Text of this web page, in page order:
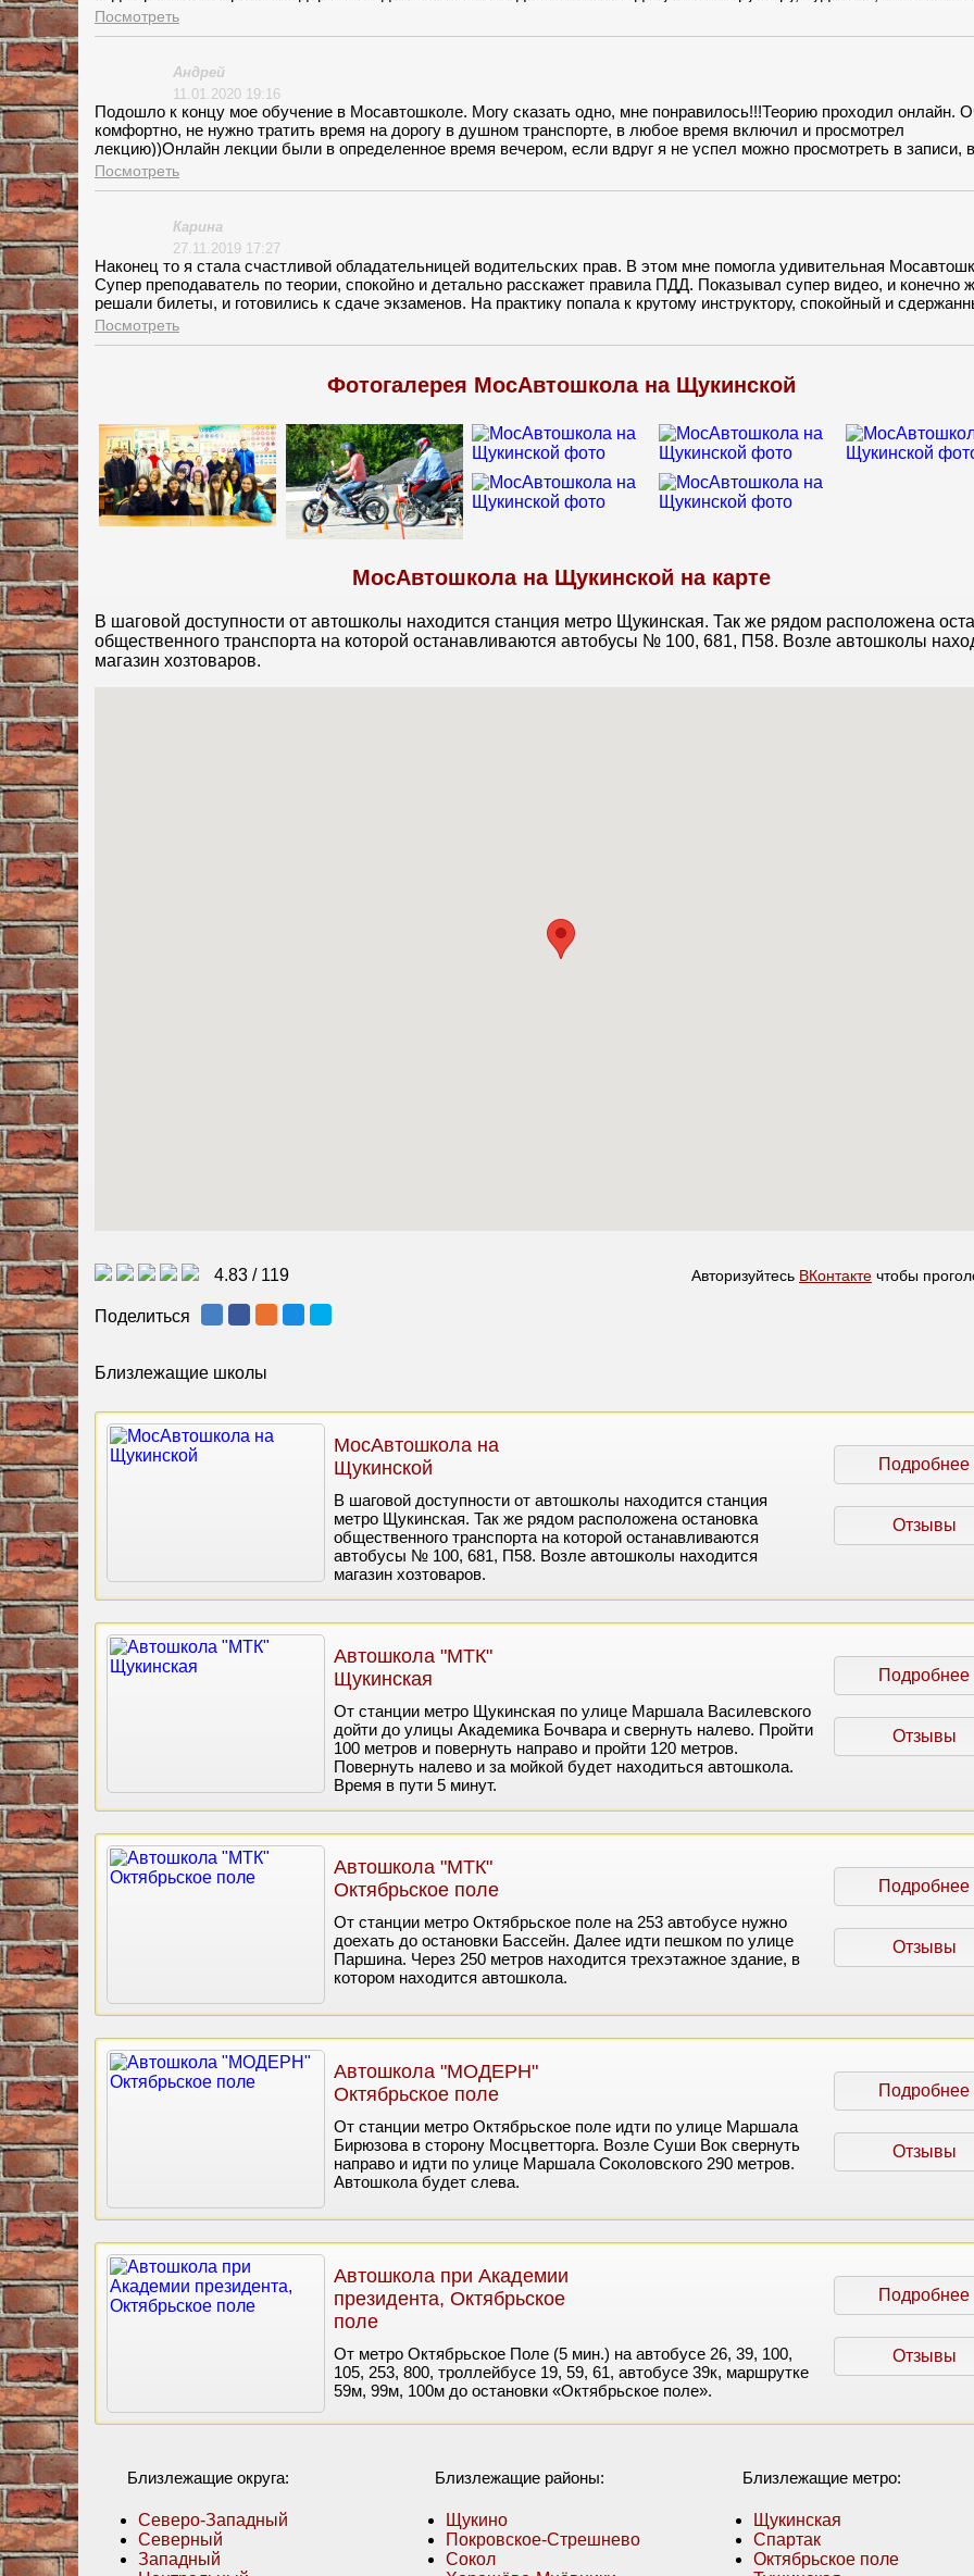
общительная девушка. Был страх садиться за рулю, мой инструктор просто и спокойно убрала эту преграду.Очень
довольна моим инструктором по вождению!!Спасибо коллективу Мосавтошколы за все удобства и приятное
Посмотреть
Андрей
11.01.2020 19:16
Подошло к концу мое обучение в Мосавтошколе. Могу сказать одно, мне понравилось!!!Теорию проходил онлайн.
комфортно, не нужно тратить время на дорогу в душном транспорте, в любое время включил и просмотрел
лекцию))Онлайн лекции были в определенное время вечером, если вдруг я не успел можно просмотреть в записи,
удобства))На вождение созвонился с инструктором и договорился о встречи. Первое занятие было на площадке.
Посмотреть
Карина
27.11.2019 17:27
Наконец то я стала счастливой обладательницей водительских прав. В этом мне помогла удивительная
Супер преподаватель по теории, спокойно и детально расскажет правила ПДД. Показывал супер видео, и конечно
решали билеты, и готовились к сдаче экзаменов. На практику попала к крутому инструктору, спокойный и
Научил меня водить автомобиль. Учебная площадка для вождения находиться очень близко к метро, удобно
Посмотреть
Фотогалерея МосАвтошкола на Щукинской
МосАвтошкола на Щукинской на карте
В шаговой доступности от автошколы находится станция метро Щукинская. Так же рядом расположена
общественного транспорта на которой останавливаются автобусы № 100, 681, П58. Возле автошколы
магазин хозтоваров.
4.83 / 119 Авторизуйтесь ВКонтакте чтобы
Поделиться
Близлежащие школы
МосАвтошкола на
Щукинской
В шаговой доступности от автошколы находится станция
метро Щукинская. Так же рядом расположена остановка
общественного транспорта на которой останавливаются
автобусы № 100, 681, П58. Возле автошколы находится
магазин хозтоваров.
Подробнее
Отзывы
Автошкола "МТК"
Щукинская
От станции метро Щукинская по улице Маршала Василевского
дойти до улицы Академика Бочвара и свернуть налево. Пройти
100 метров и повернуть направо и пройти 120 метров.
Повернуть налево и за мойкой будет находиться автошкола.
Время в пути 5 минут.
Подробнее
Отзывы
Автошкола "МТК"
Октябрьское поле
От станции метро Октябрьское поле на 253 автобусе нужно
доехать до остановки Бассейн. Далее идти пешком по улице
Паршина. Через 250 метров находится трехэтажное здание, в
котором находится автошкола.
Подробнее
Отзывы
Автошкола "МОДЕРН"
Октябрьское поле
От станции метро Октябрьское поле идти по улице Маршала
Бирюзова в сторону Мосцветторга. Возле Суши Вок свернуть
направо и идти по улице Маршала Соколовского 290 метров.
Автошкола будет слева.
Подробнее
Отзывы
Автошкола при Академии
президента, Октябрьское
поле
От метро Октябрьское Поле (5 мин.) на автобусе 26, 39, 100,
105, 253, 800, троллейбусе 19, 59, 61, автобусе 39к, маршрутке
59м, 99м, 100м до остановки «Октябрьское поле».
Подробнее
Отзывы
Близлежащие округа:
Северо-Западный
Северный
Западный
Близлежащие районы:
Щукино
Покровское-Стрешнево
Сокол
Близлежащие метро:
Щукинская
Спартак
Октябрьское поле